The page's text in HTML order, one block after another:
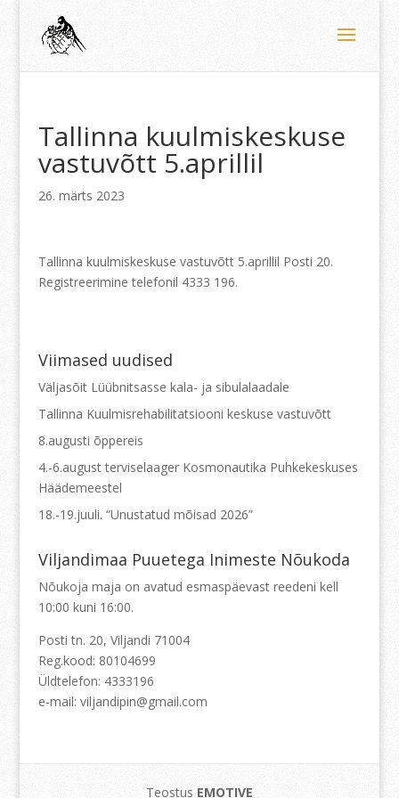
Tallinna kuulmiskeskuse
vastuvõtt 5.aprillil
26. märts 2023
Tallinna kuulmiskeskuse vastuvõtt 5.aprillil Posti 20.
Registreerimine telefonil 4333 196.
Viimased uudised
Väljasõit Lüübnitsasse kala- ja sibulalaadale
Tallinna Kuulmisrehabilitatsiooni keskuse vastuvõtt
8.augusti õppereis
4.-6.august terviselaager Kosmonautika Puhkekeskuses
Häädemeestel
18.-19.juuli. “Unustatud mõisad 2026”
Viljandimaa Puuetega Inimeste Nõukoda
Nõukoja maja on avatud esmaspäevast reedeni kell
10:00 kuni 16:00.
Posti tn. 20, Viljandi 71004
Reg.kood: 80104699
Üldtelefon: 4333196
e-mail: viljandipin@gmail.com
Teostus EMOTIVE